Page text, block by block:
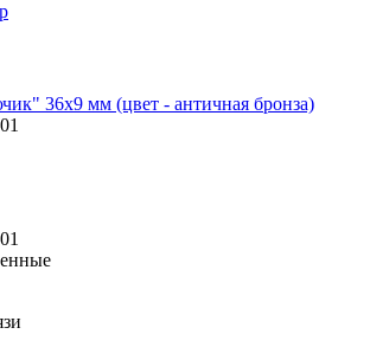
36х9 мм (цвет - античная бронза)